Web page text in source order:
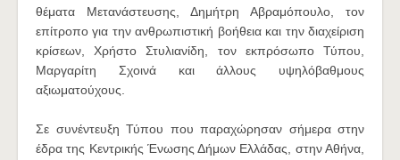
θέματα Μετανάστευσης, Δημήτρη Αβραμόπουλο, τον
επίτροπο για την ανθρωπιστική βοήθεια και την διαχείριση
κρίσεων, Χρήστο Στυλιανίδη, τον εκπρόσωπο Τύπου,
Μαργαρίτη Σχοινά και άλλους υψηλόβαθμους
αξιωματούχους.
Σε συνέντευξη Τύπου που παραχώρησαν σήμερα στην
έδρα της Κεντρικής Ένωσης Δήμων Ελλάδας, στην Αθήνα,